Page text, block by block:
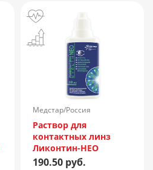
Медстар/Россия
Раствор для
контактных линз
Ликонтин-НЕО
Мульти 60мл
190.50 руб.